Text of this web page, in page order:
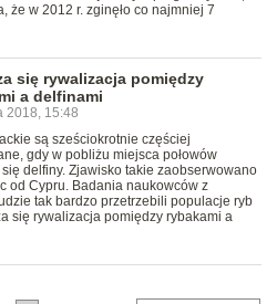
że w 2012 r. zginęło co najmniej 7
się rywalizacja pomiędzy
a delfinami
2018, 15:48
są sześciokrotnie częściej
gdy w pobliżu miejsca połowów
delfiny. Zjawisko takie zaobserwowano
od Cypru. Badania naukowców z
tak bardzo przetrzebili populacje ryb
się rywalizacja pomiędzy rybakami a